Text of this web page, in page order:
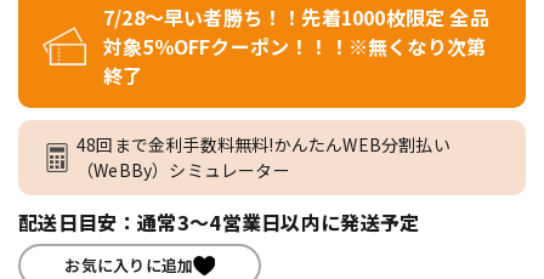
7/28～早い者勝ち！！先着1000枚限定 全品
対象5％OFFクーポン！！！※無くなり次第
終了
48回まで金利手数料無料!かんたんWEB分割払い
（WeBBy）シミュレーター
配送日目安：通常3～4営業日以内に発送予定
お気に入りに追加